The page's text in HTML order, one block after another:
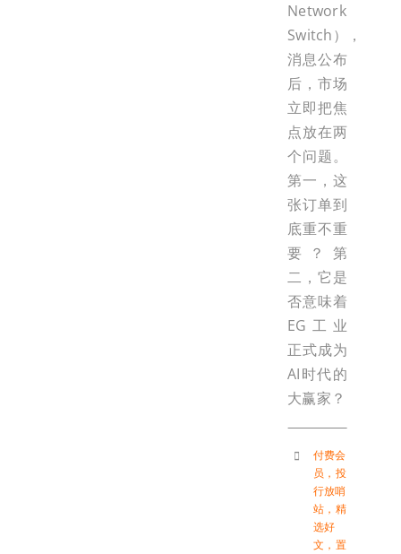
Network
Switch），
消息公布
后，市场
立即把焦
点放在两
个问题。
第一，这
张订单到
底重不重
要？第
二，它是
否意味着
EG工业
正式成为
AI时代的
大赢家？
付费会
员 ， 投
行放哨
站 ， 精
选好
文 ， 置